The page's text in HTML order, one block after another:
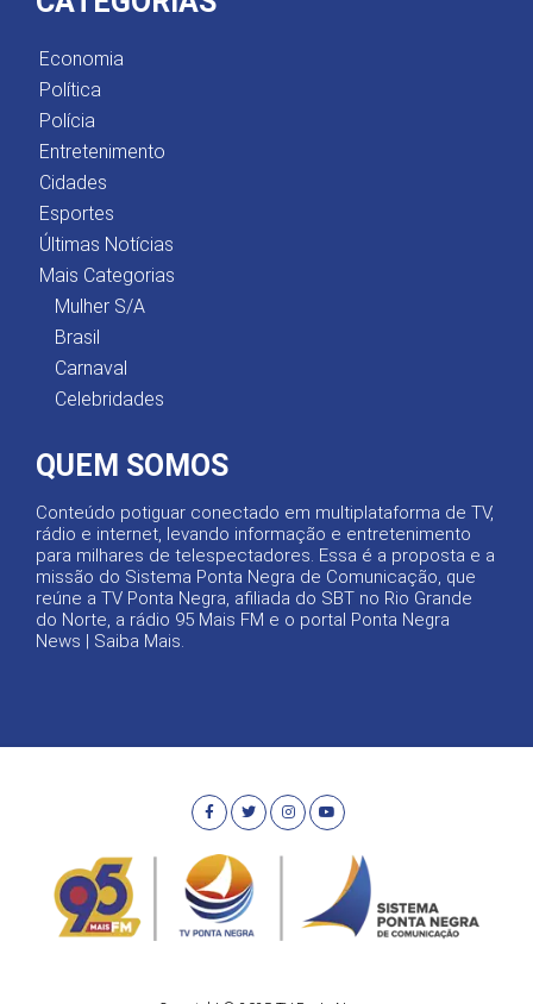
Economia
Política
Polícia
Entretenimento
Cidades
Esportes
Últimas Notícias
Mais Categorias
Mulher S/A
Brasil
Carnaval
Celebridades
QUEM SOMOS
Conteúdo potiguar conectado em multiplataforma de TV,
rádio e internet, levando informação e entretenimento
para milhares de telespectadores. Essa é a proposta e a
missão do Sistema Ponta Negra de Comunicação, que
reúne a TV Ponta Negra, afiliada do SBT no Rio Grande
do Norte, a rádio 95 Mais FM e o portal Ponta Negra
News | Saiba Mais.